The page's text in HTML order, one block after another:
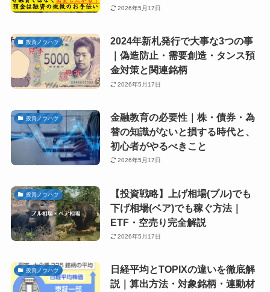
2026年5月17日
投資ノウハウ
2024年新札発行で大事な3つの事
｜偽造防止・需要創造・タンス預
金対策と関連銘柄
2026年5月17日
投資ノウハウ
金融教育の必要性｜株・債券・為
替の知識がないと損する時代と、
初心者がやるべきこと
2026年5月17日
投資ノウハウ
【投資戦略】上げ相場(ブル)でも
下げ相場(ベア)でも稼ぐ方法｜
ETF・空売り完全解説
2026年5月17日
投資ノウハウ
日経平均とTOPIXの違いを徹底解
説｜算出方法・対象銘柄・連動材